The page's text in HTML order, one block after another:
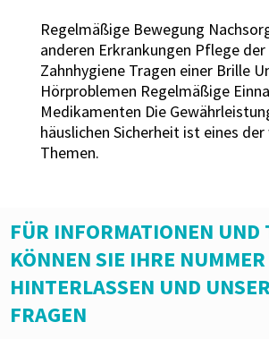
Regelmäßige Bewegung
anderen Erkrankungen Pflege
Zahnhygiene Tragen einer Brille
Hörproblemen Regelmäßige
Medikamenten Die
häuslichen Sicherheit ist eines
Themen.
FÜR INFORMATIONEN UND
KÖNNEN SIE IHRE NUMMER
HINTERLASSEN UND
FRAGEN